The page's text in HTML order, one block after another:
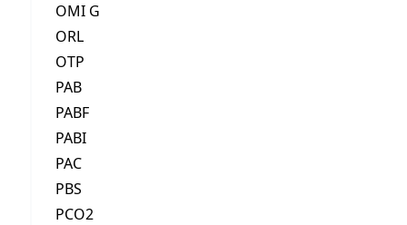
OMI G
ORL
OTP
PAB
PABF
PABI
PAC
PBS
PCO2